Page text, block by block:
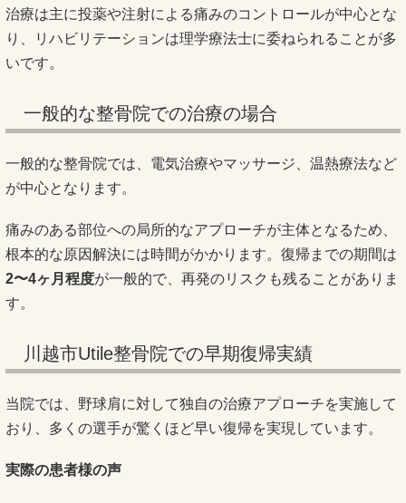
治療は主に投薬や注射による痛みのコントロールが中心とな
り、リハビリテーションは理学療法士に委ねられることが多
いです。
一般的な整骨院での治療の場合
一般的な整骨院では、電気治療やマッサージ、温熱療法など
が中心となります。
痛みのある部位への局所的なアプローチが主体となるため、
根本的な原因解決には時間がかかります。復帰までの期間は
2〜4ヶ月程度が一般的で、再発のリスクも残ることがありま
す。
川越市Utile整骨院での早期復帰実績
当院では、野球肩に対して独自の治療アプローチを実施して
おり、多くの選手が驚くほど早い復帰を実現しています。
実際の患者様の声